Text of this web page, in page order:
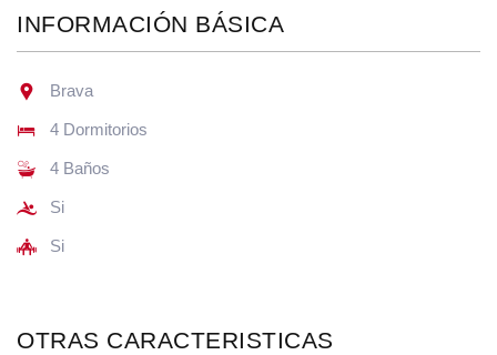
INFORMACIÓN BÁSICA
Brava
4 Dormitorios
4 Baños
Si
Si
OTRAS CARACTERISTICAS